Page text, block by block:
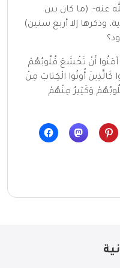
عنه-: (ما كان بين
وذكرها إلا أربع سنين)
آمَنُوا أَنْ تَخْشَعَ قُلُوبُهُمْ
كَالَّذِينَ أُوتُوا الْكِتابَ مِنْ
وَكَثِيرٌ مِنْهُمْ